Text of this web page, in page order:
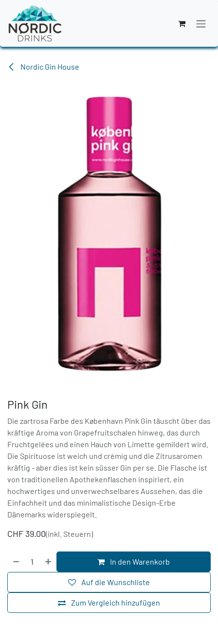
Zum Inhalt springen
Nordic Gin House
Pink Gin
Die zartrosa Farbe des København Pink Gin täuscht über das
kräftige Aroma von Grapefruitschalen hinweg, das durch
Fruchtgelées und einen Hauch von Limette gemildert wird.
Die Spirituose ist weich und crèmig und die Zitrusaromen
kräftig - aber dies ist kein süsser Gin per se. Die Flasche ist
von traditionellen Apothekenflaschen inspiriert, ein
hochwertiges und unverwechselbares Aussehen, das die
Einfachheit und das minimalistische Design-Erbe
Dänemarks widerspiegelt.
CHF 39.00(inkl. Steuern)
In den Warenkorb
Zum Vergleich hinzufügen
Auf die Wunschliste